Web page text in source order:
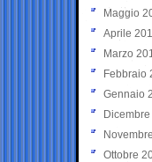
Maggio
Aprile
Marzo
Febbraio
Gennaio
Ottobre